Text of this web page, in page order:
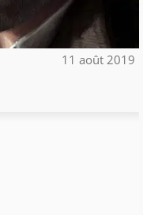
11 août 2019